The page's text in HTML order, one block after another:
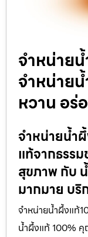
จำหน่าย
จำหน่าย
หวาน อร่
จำหน่ายน้ำ
แท้จากธรร
สุขภาพ กับ
มากมาย บริ
จำหน่ายน้ำผึ้งแท้
น้ำผึ้งแท้ 100%